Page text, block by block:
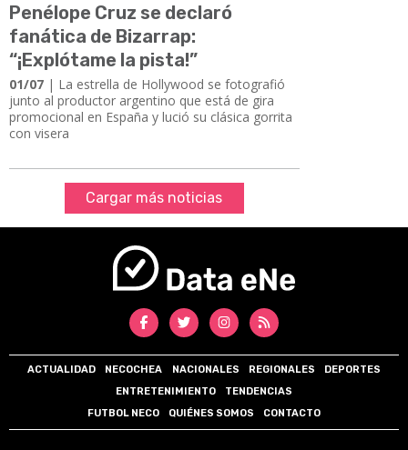
Penélope Cruz se declaró
fanática de Bizarrap:
“¡Explótame la pista!”
01/07 | La estrella de Hollywood se fotografió
junto al productor argentino que está de gira
promocional en España y lució su clásica gorrita
con visera
Cargar más noticias
ACTUALIDAD NECOCHEA NACIONALES REGIONALES
DEPORTES
ENTRETENIMIENTO
TENDENCIAS
FUTBOL NECO
QUIÉNES SOMOS CONTACTO